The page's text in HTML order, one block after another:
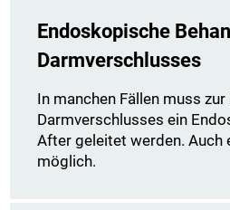
Endoskopische
Darmverschlusses
In manchen Fällen muss
Darmverschlusses ein
After geleitet werden. Auch
möglich.